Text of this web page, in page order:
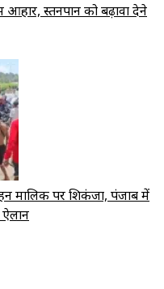
स्तनपान को बढ़ावा देने
मालिक पर शिकंजा, पंजाब में